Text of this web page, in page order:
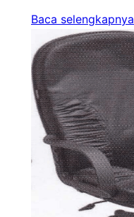
Baca selengkapnya